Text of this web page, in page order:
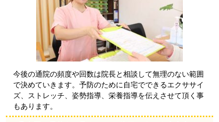
今後の通院の頻度や回数は院長と相談して無理のない範囲
で決めていきます。予防のために自宅でできるエクササイ
ズ、ストレッチ、姿勢指導、栄養指導を伝えさせて頂く事
もあります。